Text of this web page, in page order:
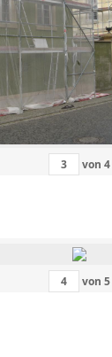
von 4
von 5